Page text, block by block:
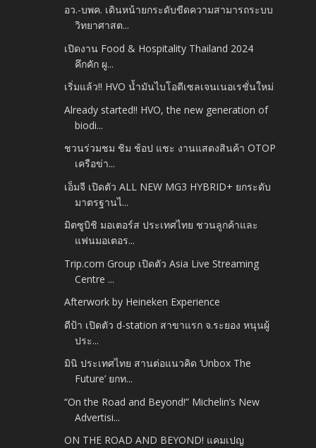
อว.-บพค. เดินหน้ายกระดับขีดความสามารถระบบ
วิทยาศาสต...
เปิดงาน Food & Hospitality Thailand 2024
คึกคัก ผู...
เริ่มแล้ว!! HVO น้ำมันไบโอดีเซลเจนเนอเรชั่นใหม่
Already started!! HVO, the new generation of
biodi...
ชวนร่วมชม ชิม ช้อป แชะ งานแสดงสินค้า OTOP
เครือข่า...
เอ็มจี เปิดตัว ALL NEW MG3 HYBRID+ ยกระดับ
มาตรฐานไ...
มิตซูบิชิ มอเตอร์ส ประเทศไทย ชวนลูกค้าและ
แฟนมอเตอร...
Trip.com Group เปิดตัว Asia Live Streaming
Centre ...
Afterwork by Heineken Experience
ดีป้า เปิดตัว d-station สาขาแรก จ.ระยอง หนุนผู้
ประ...
มินิ ประเทศไทย สานต่อแนวคิด ‘Unbox The
Future’ ยกท...
“On the Road and Beyond!” Michelin’s New
Advertisi...
ON THE ROAD AND BEYOND! แคมเปญ